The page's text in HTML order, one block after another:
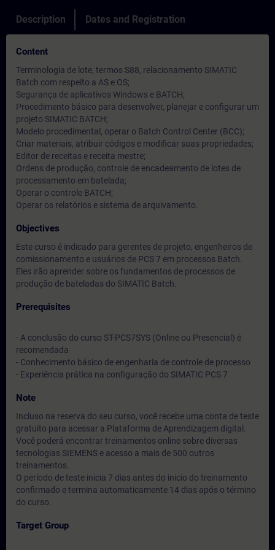
Description Dates and Registration
Content
Terminologia de lote, termos S88, relacionamento SIMATIC
Batch com respeito a AS e OS;
Segurança de aplicativos Windows e BATCH;
Procedimento básico para desenvolver, planejar e configurar um
projeto SIMATIC BATCH;
Modelo procedimental, operar o Batch Control Center (BCC);
Criar materiais, atribuir códigos e modificar suas propriedades;
Editor de receitas e receita mestre;
Ordens de produção, controle de encadeamento de lotes de
processamento em batelada;
Operar o controle BATCH;
Operar os relatórios e sistema de arquivamento.
Objectives
Este curso é indicado para gerentes de projeto, engenheiros de
comissionamento e usuários de PCS 7 em processos Batch.
Eles irão aprender sobre os fundamentos de processos de
produção de bateladas do SIMATIC Batch.
Prerequisites
- A conclusão do curso ST-PCS7SYS (Online ou Presencial) é
recomendada
- Conhecimento básico de engenharia de controle de processo
- Experiência prática na configuração do SIMATIC PCS 7
Note
Incluso na reserva do seu curso, você recebe uma conta de teste
gratuito para acessar a Plataforma de Aprendizagem digital.
Você poderá encontrar treinamentos online sobre diversas
tecnologias SIEMENS e acesso a mais de 500 outros
treinamentos.
O período de teste inicia 7 dias antes do inicio do treinamento
confirmado e termina automaticamente 14 dias após o término
do curso.
Target Group